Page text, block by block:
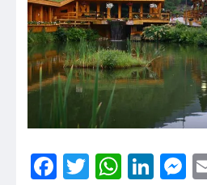
Facebook
Twitter